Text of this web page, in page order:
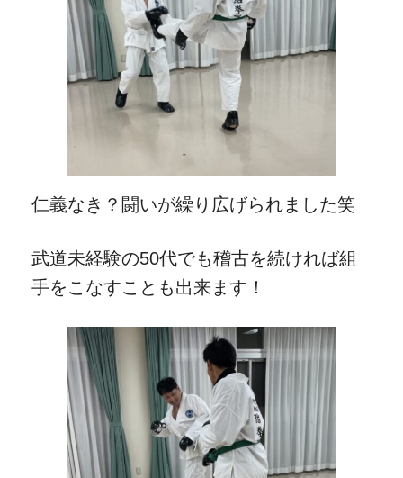
仁義なき？闘いが繰り広げられました笑
武道未経験の50代でも稽古を続ければ組
手をこなすことも出来ます！